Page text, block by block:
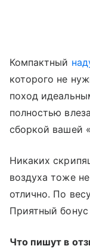
Компактный
которого не
поход
полностью
сборкой вашей
Никаких
воздуха тоже
отлично. По
Приятный
Что пишут в